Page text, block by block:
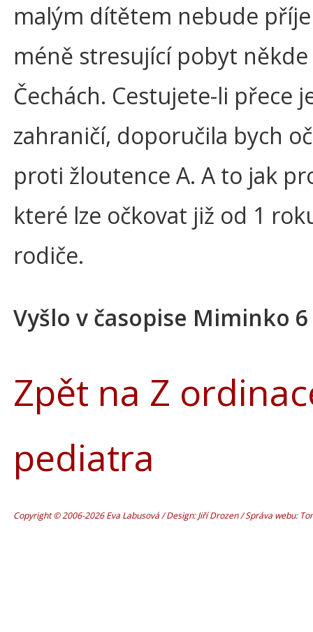
malým dítětem nebude
méně stresující pobyt někde
Čechách. Cestujete-li přece
zahraničí, doporučila bych
proti žloutence A. A to jak
které lze očkovat již od 1
rodiče.
Vyšlo v časopise Miminko 6
Zpět na Z
pediatra
Copyright © 2006-2026 Eva Labusová / Design: Jiří Drozen / Správa webu: